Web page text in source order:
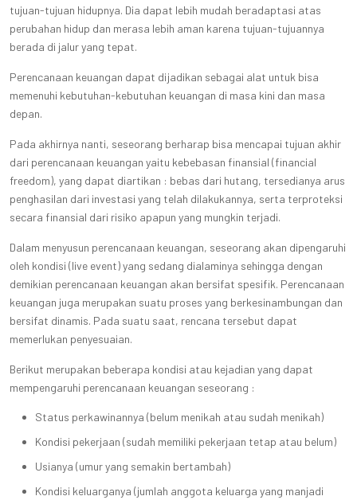
tujuan-tujuan hidupnya. Dia dapat lebih mudah beradaptasi atas
perubahan hidup dan merasa lebih aman karena tujuan-tujuannya
berada di jalur yang tepat.
Perencanaan keuangan dapat dijadikan sebagai alat untuk bisa
memenuhi kebutuhan-kebutuhan keuangan di masa kini dan masa
depan.
Pada akhirnya nanti, seseorang berharap bisa mencapai tujuan akhir
dari perencanaan keuangan yaitu kebebasan finansial (financial
freedom), yang dapat diartikan : bebas dari hutang, tersedianya arus
penghasilan dari investasi yang telah dilakukannya, serta terproteksi
secara finansial dari risiko apapun yang mungkin terjadi.
Dalam menyusun perencanaan keuangan, seseorang akan dipengaruhi
oleh kondisi (live event) yang sedang dialaminya sehingga dengan
demikian perencanaan keuangan akan bersifat spesifik. Perencanaan
keuangan juga merupakan suatu proses yang berkesinambungan dan
bersifat dinamis. Pada suatu saat, rencana tersebut dapat
memerlukan penyesuaian.
Berikut merupakan beberapa kondisi atau kejadian yang dapat
mempengaruhi perencanaan keuangan seseorang :
Status perkawinannya (belum menikah atau sudah menikah)
Kondisi pekerjaan (sudah memiliki pekerjaan tetap atau belum)
Usianya (umur yang semakin bertambah)
Kondisi keluarganya (jumlah anggota keluarga yang manjadi